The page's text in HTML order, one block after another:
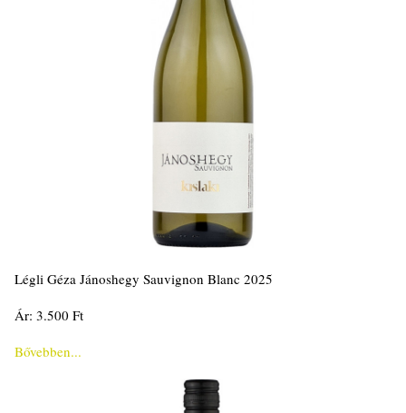
Légli Géza Jánoshegy Sauvignon Blanc 2025
Ár: 3.500 Ft
Bővebben...